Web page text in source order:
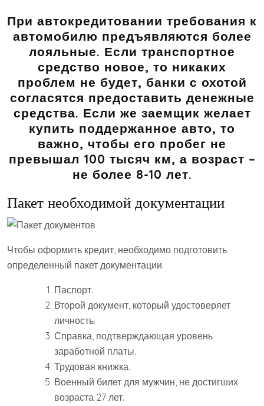
При автокредитовании требования к
автомобилю предъявляются более
лояльные. Если транспортное
средство новое, то никаких
проблем не будет, банки с охотой
согласятся предоставить денежные
средства. Если же заемщик желает
купить поддержанное авто, то
важно, чтобы его пробег не
превышал 100 тысяч км, а возраст –
не более 8-10 лет.
Пакет необходимой документации
Чтобы оформить кредит, необходимо подготовить
определенный пакет документации.
Паспорт.
Второй документ, который удостоверяет
личность.
Справка, подтверждающая уровень
заработной платы.
Трудовая книжка.
Военный билет для мужчин, не достигших
возраста 27 лет.